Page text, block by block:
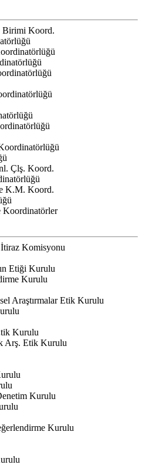
Birimi Koord.
Çlş. Koord.
K.M. Koord.
Koordinatörler
Komisyonu
Etiği Kurulu
Kurulu
Araştırmalar Etik Kurulu
Kurulu
Arş. Etik Kurulu
Kurulu
Kurulu